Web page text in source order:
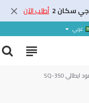
جي سكان 2 أطلب الآن
عربي